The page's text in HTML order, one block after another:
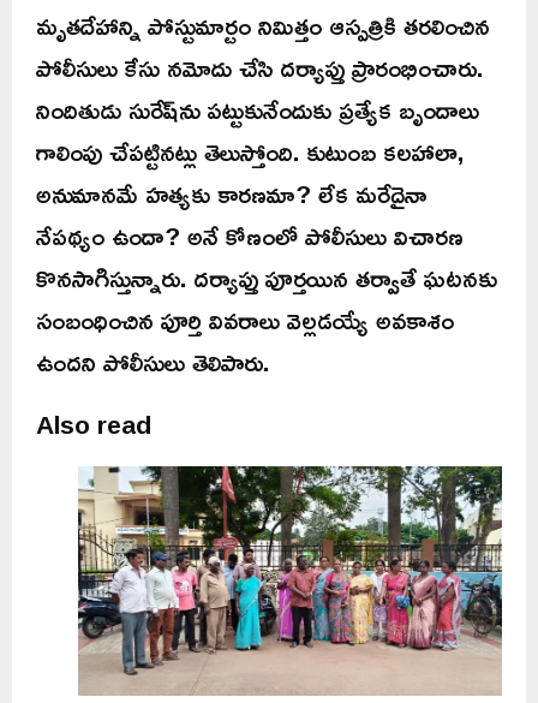
మృతదేహాన్ని పోస్టుమార్టం నిమిత్తం ఆస్పత్రికి తరలించిన
పోలీసులు కేసు నమోదు చేసి దర్యాప్తు ప్రారంభించారు.
నిందితుడు సురేష్‌ను పట్టుకునేందుకు ప్రత్యేక బృందాలు
గాలింపు చేపట్టినట్లు తెలుస్తోంది. కుటుంబ కలహాలా,
అనుమానమే హత్యకు కారణమా? లేక మరేదైనా
నేపథ్యం ఉందా? అనే కోణంలో పోలీసులు విచారణ
కొనసాగిస్తున్నారు. దర్యాప్తు పూర్తయిన తర్వాతే ఘటనకు
సంబంధించిన పూర్తి వివరాలు వెల్లడయ్యే అవకాశం
ఉందని పోలీసులు తెలిపారు.
Also read